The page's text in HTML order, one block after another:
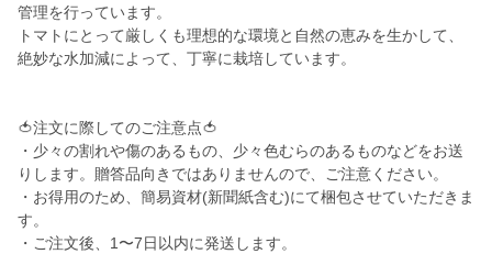
管理を行っています。
トマトにとって厳しくも理想的な環境と自然の恵みを生かして、
絶妙な水加減によって、丁寧に栽培しています。
🍅注文に際してのご注意点🍅
・少々の割れや傷のあるもの、少々色むらのあるものなどをお送
りします。贈答品向きではありませんので、ご注意ください。
・お得用のため、簡易資材(新聞紙含む)にて梱包させていただきま
す。
・ご注文後、1〜7日以内に発送します。